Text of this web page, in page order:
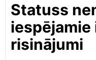
Statuss
iespējamie
risinājumi